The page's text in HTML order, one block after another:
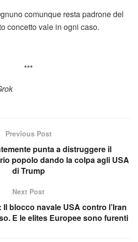
comunque resta padrone del
concetto vale in ogni caso.
***
Previous Post
punta a distruggere il
popolo dando la colpa agli USA
di Trump
Next Post
blocco navale USA contro l’Iran
E le elites Europee sono furenti